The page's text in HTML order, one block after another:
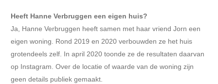
Heeft Hanne Verbruggen een eigen huis?
Ja, Hanne Verbruggen heeft samen met haar vriend Jorn een
eigen woning. Rond 2019 en 2020 verbouwden ze het huis
grotendeels zelf. In april 2020 toonde ze de resultaten daarvan
op Instagram. Over de locatie of waarde van de woning zijn
geen details publiek gemaakt.